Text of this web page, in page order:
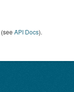
(see API Docs).